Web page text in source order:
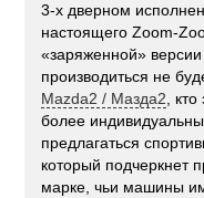
3-х дверном
настоящего Zoom-
«заряженной» версии
производиться не
Mazda2 / Мазда2 ,
более
предлагаться
который подчеркнет
марке, чьи машины